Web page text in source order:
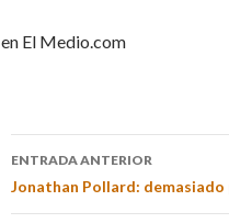
El Medio.com
ENTRADA ANTERIOR
Jonathan Pollard: